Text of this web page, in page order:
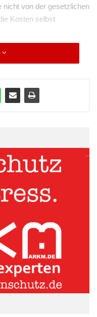
nicht von der gesetzlichen
Kosten selbst